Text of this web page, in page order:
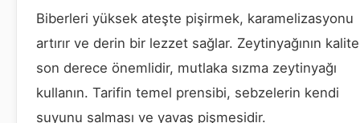
Biberleri yüksek ateşte pişirmek, karamelizasyonu
artırır ve derin bir lezzet sağlar. Zeytinyağının
son derece önemlidir, mutlaka sızma zeytinyağı
kullanın. Tarifin temel prensibi, sebzelerin kendi
suyunu salması ve yavaş pişmesidir.